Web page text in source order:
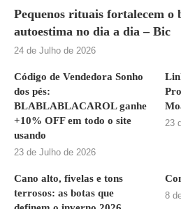
Pequenos rituais fortalecem o
autoestima no dia a dia – Bic
24 de Julho de 2026
Código de Vendedora Sonho
dos pés:
BLABLABLACAROL ganhe
+10% OFF em todo o site
usando
23 de Julho de 2026
23
Cano alto, fivelas e tons
terrosos: as botas que
8